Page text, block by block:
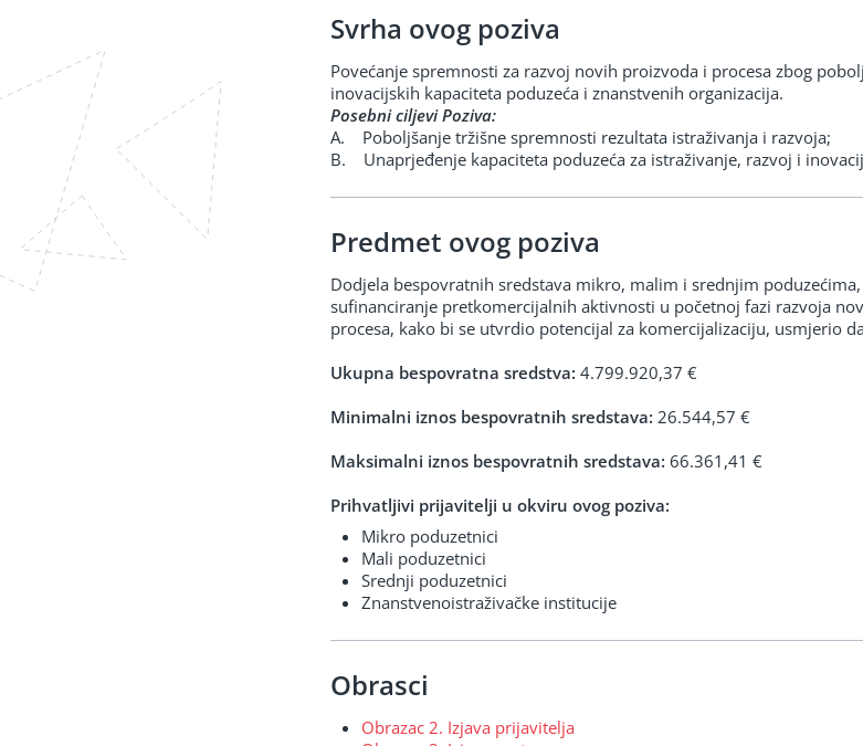
Svrha ovog poziva
Povećanje spremnosti za razvoj novih proizvoda i procesa zbog
inovacijskih kapaciteta poduzeća i znanstvenih organizacija.
Posebni ciljevi Poziva:
A. Poboljšanje tržišne spremnosti rezultata istraživanja i razvoja;
B. Unaprjeđenje kapaciteta poduzeća za istraživanje, razvoj i
Predmet ovog poziva
Dodjela bespovratnih sredstava mikro, malim i srednjim
sufinanciranje pretkomercijalnih aktivnosti u početnoj fazi razvoja
procesa, kako bi se utvrdio potencijal za komercijalizaciju, usmjerio
Ukupna bespovratna sredstva: 4.799.920,37 €
Minimalni iznos bespovratnih sredstava: 26.544,57 €
Maksimalni iznos bespovratnih sredstava: 66.361,41 €
Prihvatljivi prijavitelji u okviru ovog poziva:
Mikro poduzetnici
Mali poduzetnici
Srednji poduzetnici
Znanstvenoistraživačke institucije
Obrasci
Obrazac 2. Izjava prijavitelja